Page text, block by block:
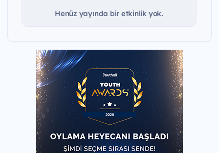
Henüz yayında bir etkinlik yok.